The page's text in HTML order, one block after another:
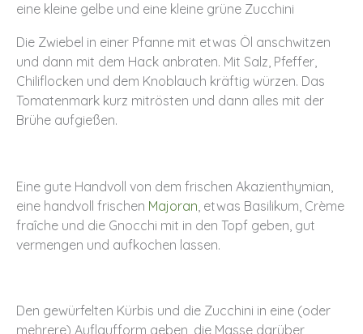
eine kleine gelbe und eine kleine grüne Zucchini
Die Zwiebel in einer Pfanne mit etwas Öl anschwitzen
und dann mit dem Hack anbraten. Mit Salz, Pfeffer,
Chiliflocken und dem Knoblauch kräftig würzen. Das
Tomatenmark kurz mitrösten und dann alles mit der
Brühe aufgießen.
Eine gute Handvoll von dem frischen Akazienthymian,
eine handvoll frischen Majoran , etwas Basilikum, Crème
fraîche und die Gnocchi mit in den Topf geben, gut
vermengen und aufkochen lassen.
Den gewürfelten Kürbis und die Zucchini in eine (oder
mehrere) Auflaufform geben, die Masse darüber